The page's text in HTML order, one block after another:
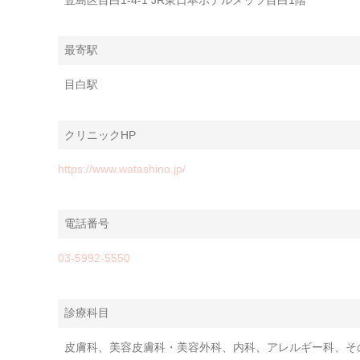
最寄駅
目白駅
クリニックHP
https://www.watashino.jp/
電話番号
03-5992-5550
診療科目
皮膚科、美容皮膚科・美容外科、内科、アレルギー科、そ